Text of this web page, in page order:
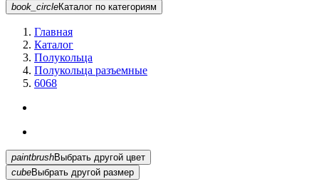
book_circleКаталог по категориям
Главная
Каталог
Полукольца
Полукольца разъемные
6068
paintbrush
Выбрать другой цвет
cubeВыбрать другой размер